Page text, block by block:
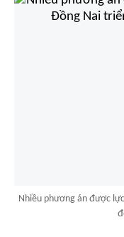
Nhiều phương án được